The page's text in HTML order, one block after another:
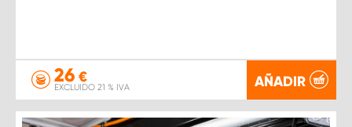
26 €
EXCLUIDO 21 % IVA AÑADIR